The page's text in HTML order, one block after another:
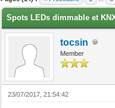
Spots LEDs dimmable et
tocsin
Member
23/07/2017, 21:54:42